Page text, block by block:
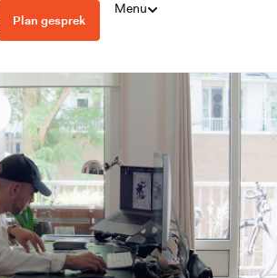
Plan gesprek
Menu